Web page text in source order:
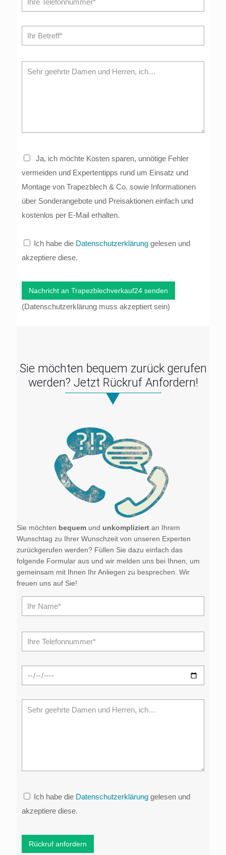
Ja, ich möchte Kosten sparen, unnötige Fehler
vermeiden und Expertentipps rund um Einsatz und
Montage von Trapezblech & Co. sowie Informationen
über Sonderangebote und Preisaktionen einfach und
kostenlos per E-Mail erhalten.
Ich habe die Datenschutzerklärung gelesen und
akzeptiere diese.
(Datenschutzerklärung muss akzeptiert sein)
Sie möchten bequem zurück gerufen
werden? Jetzt Rückruf Anfordern!
Sie möchten bequem und unkompliziert an Ihrem
Wunschtag zu Ihrer Wunschzeit von unseren Experten
zurückgerufen werden? Füllen Sie dazu einfach das
folgende Formular aus und wir melden uns bei Ihnen, um
gemeinsam mit Ihnen Ihr Anliegen zu besprechen. Wir
freuen uns auf Sie!
Bitte
Bitte
Ich habe die Datenschutzerklärung gelesen und
akzeptiere diese.